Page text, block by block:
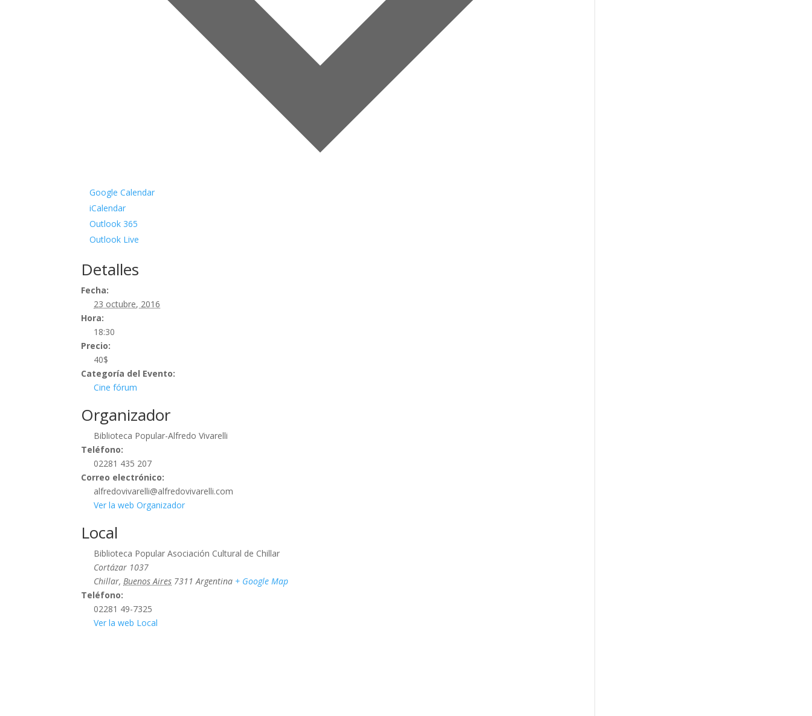
Google Calendar
iCalendar
Outlook 365
Outlook Live
Detalles
Fecha:
23 octubre, 2016
Hora:
18:30
Precio:
40$
Categoría del Evento:
Cine fórum
Organizador
Biblioteca Popular-Alfredo Vivarelli
Teléfono:
02281 435 207
Correo electrónico:
alfredovivarelli@alfredovivarelli.com
Ver la web Organizador
Local
Biblioteca Popular Asociación Cultural de Chillar
Cortázar 1037
Chillar, Buenos Aires 7311 Argentina + Google Map
Teléfono:
02281 49-7325
Ver la web Local